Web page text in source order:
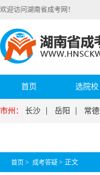
欢迎访问湖南省成考网！
首页 选院校
市州： 长沙 岳阳 常德
首页 > 成考答疑 > 正文